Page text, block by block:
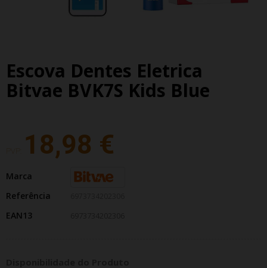
Escova Dentes Eletrica
Bitvae BVK7S Kids Blue
18,98 €
Marca
Referência
EAN13